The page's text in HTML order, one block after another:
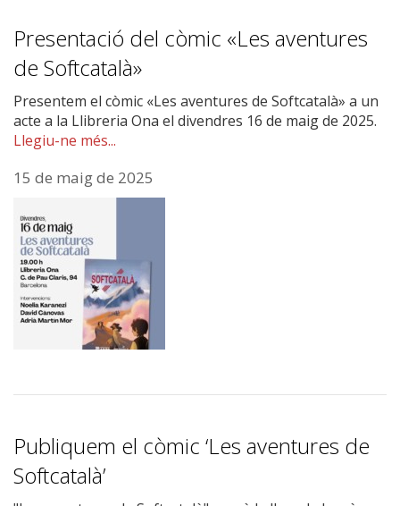
Presentació del còmic «Les aventures
de Softcatalà»
Presentem el còmic «Les aventures de Softcatalà» a un
acte a la Llibreria Ona el divendres 16 de maig de 2025.
Llegiu-ne més...
15 de maig de 2025
Publiquem el còmic ‘Les aventures de
Softcatalà’